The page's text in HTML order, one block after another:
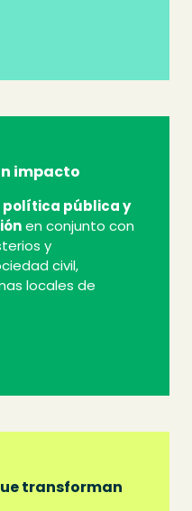
impacto
política pública y
en conjunto con
y
civil,
locales de
transforman